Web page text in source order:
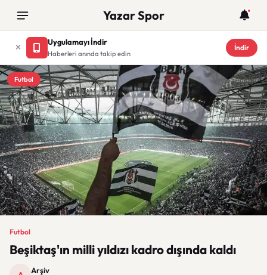
Yazar Spor
Uygulamayı İndir
Haberleri anında takip edin
İndir
Futbol
Futbol
Beşiktaş'ın milli yıldızı kadro dışında kaldı
Arşiv